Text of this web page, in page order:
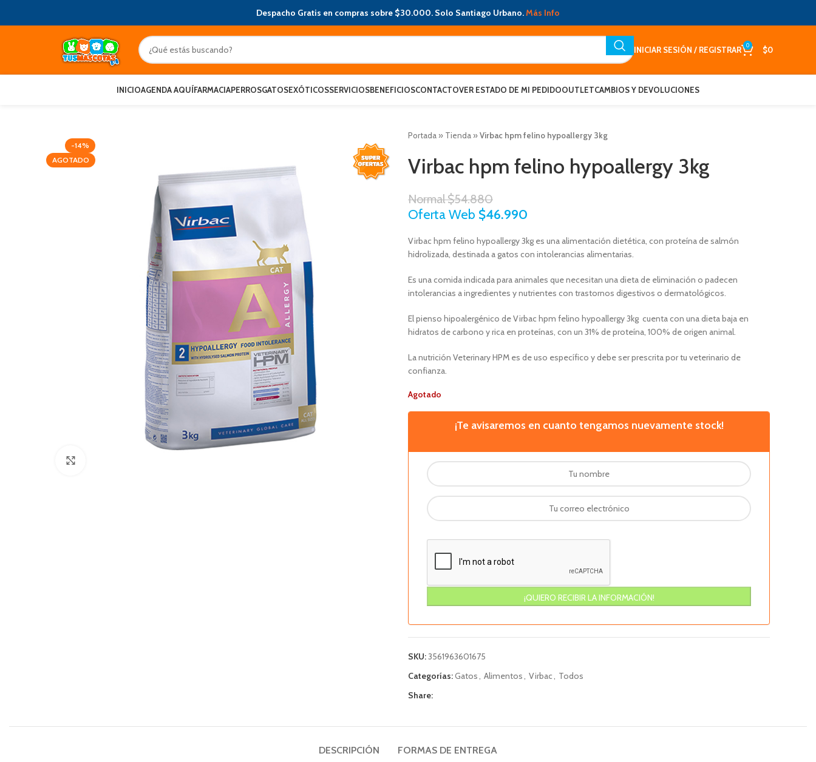
Despacho Gratis en compras sobre $30.000. Solo Santiago Urbano.Más Info
INICIAR SESIÓN / REGISTRAR 0 $0
INICIOAGENDA AQUÍFARMACIAPERROSGATOSEXÓTICOSSERVICIOSBENEFICIOSCONTACTOVER ESTADO DE MI PEDIDOOUTLETCAMBIOS Y DEVOLUCIONES
-14%
AGOTADO
Portada » Tienda »Virbac hpm felino hypoallergy 3kg
Virbac hpm felino hypoallergy 3kg
Normal$54.880
Oferta Web $46.990
Virbac hpm felino hypoallergy 3kg es una alimentación dietética, con proteína de salmón
hidrolizada, destinada a gatos con intolerancias alimentarias.
Es una comida indicada para animales que necesitan una dieta de eliminación o padecen
intolerancias a ingredientes y nutrientes con trastornos digestivos o dermatológicos.
El pienso hipoalergénico de Virbac hpm felino hypoallergy 3kg cuenta con una dieta baja en
hidratos de carbono y rica en proteínas, con un 31% de proteína, 100% de origen animal.
La nutrición Veterinary HPM es de uso específico y debe ser prescrita por tu veterinario de
confianza.
Agotado
¡Te avisaremos en cuanto tengamos nuevamente stock!
SKU:3561963601675
Categorías:Gatos, Alimentos, Virbac, Todos
Share:
DESCRIPCIÓN FORMAS DE ENTREGA